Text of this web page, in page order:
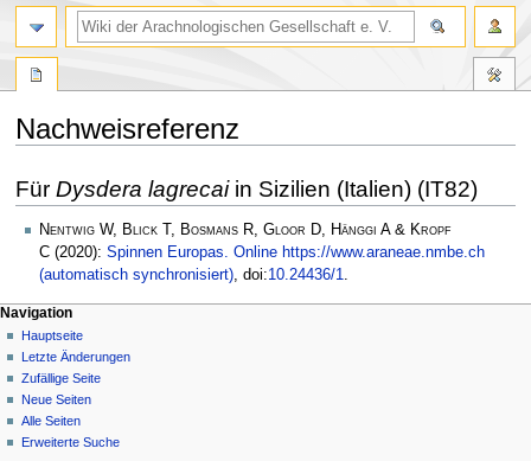
Nachweisreferenz
Navigation
springen
Suche
springen
Für Dysdera lagrecaiin Sizilien (Italien) (IT82)
Nentwig W, Blick T, Bosmans R, Gloor D, Hänggi A & Kropf
C (2020): Spinnen Europas. Online https://www.araneae.nmbe.ch
(automatisch synchronisiert), doi:10.24436/1.
Navigation
Hauptseite
Letzte Änderungen
Zufällige Seite
Neue Seiten
Alle Seiten
Erweiterte Suche